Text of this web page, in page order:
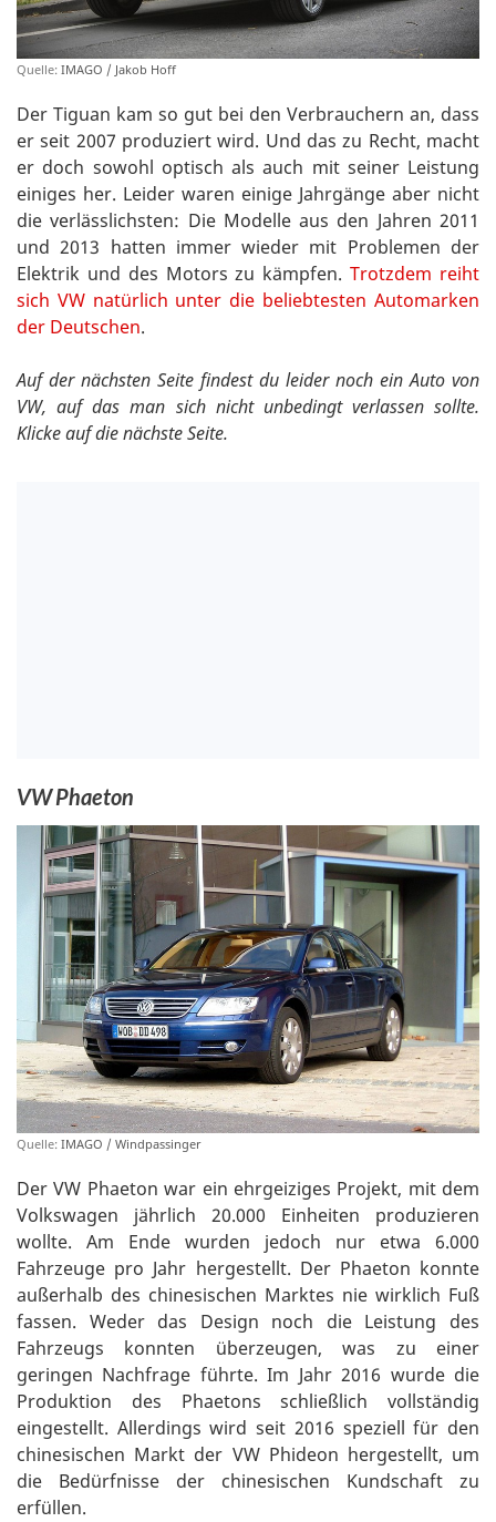
Quelle: IMAGO / Jakob Hoff
Der Tiguan kam so gut bei den Verbrauchern an, dass
er seit 2007 produziert wird. Und das zu Recht, macht
er doch sowohl optisch als auch mit seiner Leistung
einiges her. Leider waren einige Jahrgänge aber nicht
die verlässlichsten: Die Modelle aus den Jahren 2011
und 2013 hatten immer wieder mit Problemen der
Elektrik und des Motors zu kämpfen.Trotzdem reiht
sich VW natürlich unter die beliebtesten Automarken
der Deutschen.
Auf der nächsten Seite findest du leider noch ein Auto von
VW, auf das man sich nicht unbedingt verlassen sollte.
Klicke auf die nächste Seite.
VW Phaeton
Quelle: IMAGO / Windpassinger
Der VW Phaeton war ein ehrgeiziges Projekt, mit dem
Volkswagen jährlich 20.000 Einheiten produzieren
wollte. Am Ende wurden jedoch nur etwa 6.000
Fahrzeuge pro Jahr hergestellt. Der Phaeton konnte
außerhalb des chinesischen Marktes nie wirklich Fuß
fassen. Weder das Design noch die Leistung des
Fahrzeugs konnten überzeugen, was zu einer
geringen Nachfrage führte. Im Jahr 2016 wurde die
Produktion des Phaetons schließlich vollständig
eingestellt. Allerdings wird seit 2016 speziell für den
chinesischen Markt der VW Phideon hergestellt, um
die Bedürfnisse der chinesischen Kundschaft zu
erfüllen.